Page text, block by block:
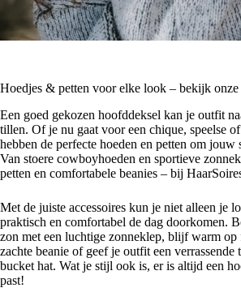
Hoedjes & petten voor elke look – bekijk
Een goed gekozen hoofddeksel kan je outfit
tillen. Of je nu gaat voor een chique, speelse
hebben de perfecte hoeden en petten om jouw
Van stoere cowboyhoeden en sportieve
petten en comfortabele beanies – bij
Met de juiste accessoires kun je niet alleen je
praktisch en comfortabel de dag doorkomen.
zon met een luchtige zonneklep, blijf warm op
zachte beanie of geef je outfit een verrassende
bucket hat. Wat je stijl ook is, er is altijd een
past!